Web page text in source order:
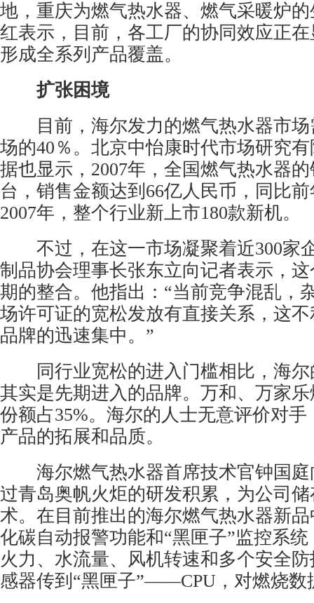
地，重庆为燃气热水器、燃气采暖炉
红表示，目前，各工厂的协同效应正
形成全系列产品覆盖。
扩张困境
目前，海尔发力的燃气热水器市场
场的40％。北京中怡康时代市场研究
据也显示，2007年，全国燃气热水器
台，销售金额达到66亿人民币，同比
2007年，整个行业新上市180款新机。
不过，在这一市场凝聚着近300家
制品协会理事长张东立向记者表示，
期的整合。他指出：“当前竞争混乱，
场许可证的宽松发放有直接关系，这
品牌的迅速集中。”
同行业宽松的进入门槛相比，海尔
其实是先期进入的品牌。万和、万家
份额占35%。海尔的人士无意评价对
产品的拓展和品质。
海尔燃气热水器首席技术官钟国庭
过青岛奥帆火炬的研发积累，为公司
术。在目前推出的海尔燃气热水器新
化碳自动报警功能和“黑匣子”监控系统
火力、水流量、风机转速和多个安全
感器传到“黑匣子”——CPU，对燃烧数